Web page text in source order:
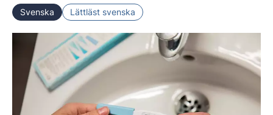
Svenska Lättläst svenska